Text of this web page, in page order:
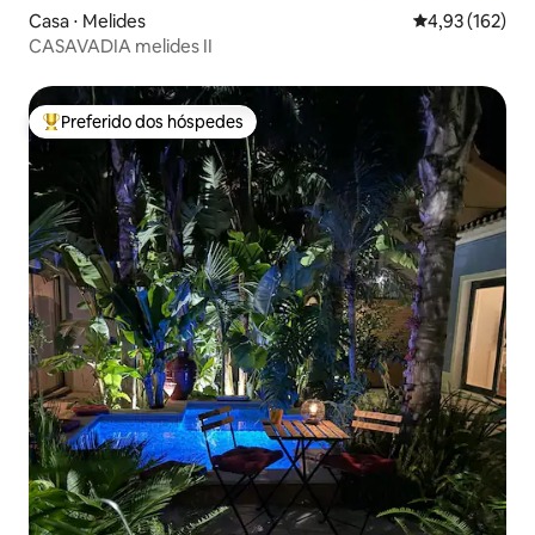
Casa ⋅ Melides 4,93 de uma
4,93 (162)
CASAVADIA melides II
Entre os melhores preferidos dos hóspedes
Preferido dos hóspedes